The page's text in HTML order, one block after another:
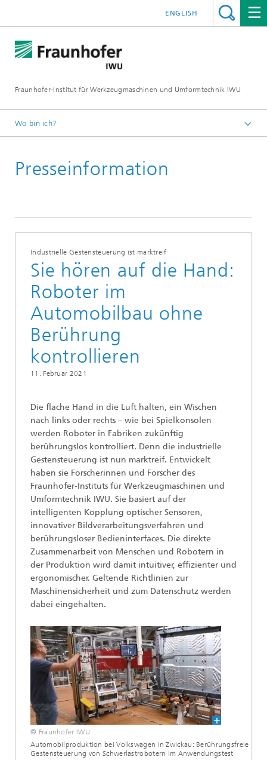
Fraunhofer-Institut für Werkzeugmaschinen und Umformtechnik IWU
ENGLISH
Wo bin ich?
Newsroom / Presse
Presseinformation
Industrielle Gestensteuerung ist marktreif
Sie hören auf die Hand:
Roboter im
Automobilbau ohne
Berührung
kontrollieren
11. Februar 2021
Die flache Hand in die Luft halten, ein Wischen
nach links oder rechts – wie bei Spielkonsolen
werden Roboter in Fabriken zukünftig
berührungslos kontrolliert. Denn die industrielle
Gestensteuerung ist nun marktreif. Entwickelt
haben sie Forscherinnen und Forscher des
Fraunhofer-Instituts für Werkzeugmaschinen und
Umformtechnik IWU. Sie basiert auf der
intelligenten Kopplung optischer Sensoren,
innovativer Bildverarbeitungsverfahren und
berührungsloser Bedieninterfaces. Die direkte
Zusammenarbeit von Menschen und Robotern in
der Produktion wird damit intuitiver, effizienter und
ergonomischer. Geltende Richtlinien zur
Maschinensicherheit und zum Datenschutz werden
dabei eingehalten.
© Fraunhofer IWU
Automobilproduktion bei Volkswagen in Zwickau: Berührungsfreie
Gestensteuerung von Schwerlastrobotern im Anwendungstest